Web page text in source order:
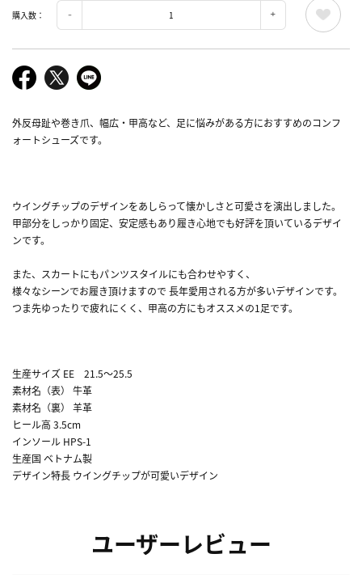
購入数：
外反母趾や巻き爪、幅広・甲高など、足に悩みがある方におすすめのコンフ
ォートシューズです。
ウイングチップのデザインをあしらって懐かしさと可愛さを演出しました。
甲部分をしっかり固定、安定感もあり履き心地でも好評を頂いているデザイ
ンです。
また、スカートにもパンツスタイルにも合わせやすく、
様々なシーンでお履き頂けますので 長年愛用される方が多いデザインです。
つま先ゆったりで疲れにくく、甲高の方にもオススメの1足です。
生産サイズ EE 21.5～25.5
素材名（表） 牛革
素材名（裏） 羊革
ヒール高 3.5cm
インソール HPS-1
生産国 ベトナム製
デザイン特長 ウイングチップが可愛いデザイン
ユーザーレビュー